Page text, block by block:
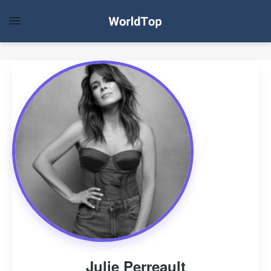
Julie Perreault